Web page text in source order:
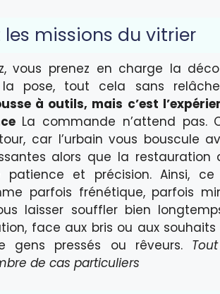
les missions du vitrier
vous prenez en charge la
la pose, tout cela sans
à outils, mais c’est
La commande n’attend pas.
car l’urbain vous bouscule
alors que la restauration
patience et précision. Ainsi, ce
parfois frénétique, parfois
laisser souffler bien
face aux bris ou aux
gens pressés ou rêveurs.
de cas particuliers